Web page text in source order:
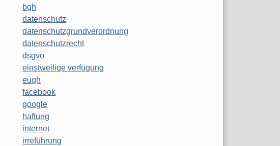
bgh
datenschutz
datenschutzgrundverordnung
datenschutzrecht
dsgvo
einstweilige verfügung
eugh
facebook
google
haftung
internet
irreführung